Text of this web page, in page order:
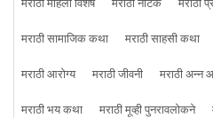
मराठी सामाजिक कथा
मराठी साहसी कथा
मराठी आरोग्य
मराठी जीवनी मराठी अन्न
मराठी भय कथा
मराठी मूव्ही पुनरावलोकने